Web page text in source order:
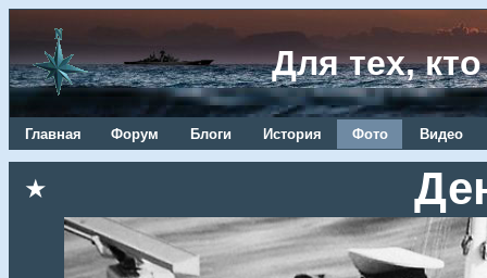
Для тех,
Главная Форум Блоги История Фото Видео
★